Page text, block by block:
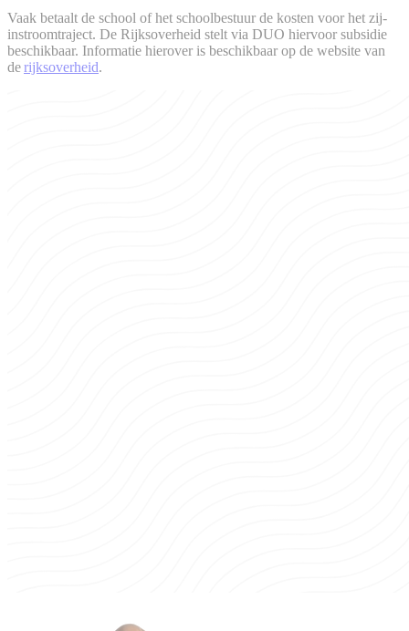
Vaak betaalt de school of het schoolbestuur de kosten voor het zij-
instroomtraject. De Rijksoverheid stelt via DUO hiervoor subsidie
beschikbaar. Informatie hierover is beschikbaar op de website van
derijksoverheid.